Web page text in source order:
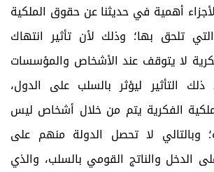
أهمية في حديثنا عن حقوق الملكية
التي تلحق بها؛ وذلك لأن تأثير انتهاك
لا يتوقف عند الأشخاص والمؤسسات
التأثير ليؤثر بالسلب على الدول،
الفكرية يتم من خلال أشخاص ليس
لا تحصل الدولة منهم على
الدخل والناتج القومي بالسلب، والذي